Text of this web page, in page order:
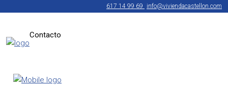
617 14 99 69 info@viviendacastellon.com
Contacto